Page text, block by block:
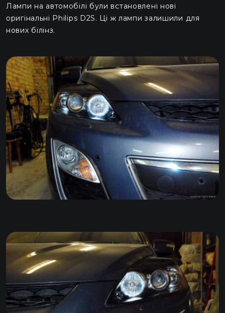
Лампи на автомобілі були встановлені нові
оригінальні Philips D2S. Ці ж лампи залишили для
нових білінз.